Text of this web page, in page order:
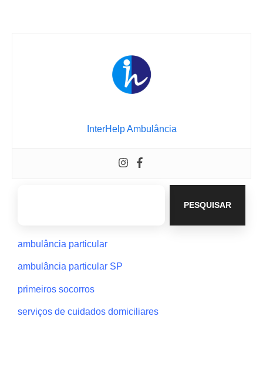
InterHelp Ambulância
PESQUISAR
ambulância particular
ambulância particular SP
primeiros socorros
serviços de cuidados domiciliares